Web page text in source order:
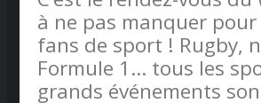
à ne pas manquer
fans de sport ! Rugby,
Formule 1… tous les
grands événements